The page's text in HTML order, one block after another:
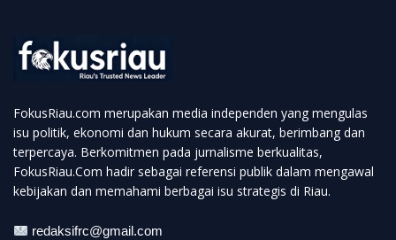
FokusRiau.com merupakan media independen yang mengulas
isu politik, ekonomi dan hukum secara akurat, berimbang dan
terpercaya. Berkomitmen pada jurnalisme berkualitas,
FokusRiau.Com hadir sebagai referensi publik dalam mengawal
kebijakan dan memahami berbagai isu strategis di Riau.
redaksifrc@gmail.com